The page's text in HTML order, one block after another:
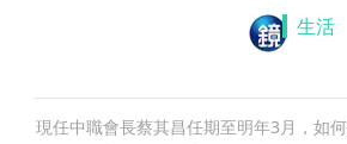
生活
現任中職會長蔡其昌任期至明年3月，如